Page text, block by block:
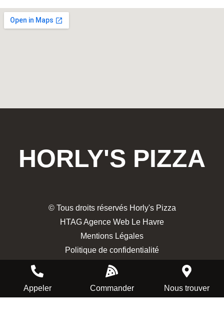
HORLY'S PIZZA
© Tous droits réservés Horly's Pizza
HTAG Agence Web Le Havre
Mentions Légales
Politique de confidentialité
Appeler Commander Nous trouver